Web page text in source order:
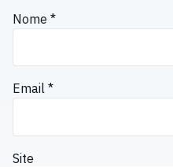
Nome *
Email *
Site